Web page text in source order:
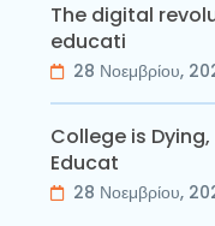
The digital
educati
28 Νοεμβρίου,
College is
Educat
28 Νοεμβρίου,